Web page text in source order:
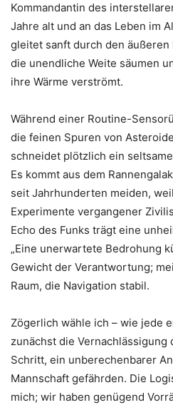
EMBED
Kommandantin des
Jahre alt und an das Leben im
gleitet sanft durch den
die unendliche Weite säumen
ihre Wärme verströmt.
Während einer Routine-
die feinen Spuren von
schneidet plötzlich ein
Es kommt aus dem
seit Jahrhunderten meiden,
Experimente vergangener
Echo des Funks trägt eine
„Eine unerwartete Bedrohung
Gewicht der Verantwortung;
Raum, die Navigation stabil.
Zögerlich wähle ich – wie jede
zunächst die Vernachlässigung
Schritt, ein unberechenbarer
Mannschaft gefährden. Die
mich; wir haben genügend